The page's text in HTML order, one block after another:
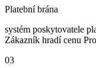
Platební brána
systém poskytovatele
Zákazník hradí cenu
03